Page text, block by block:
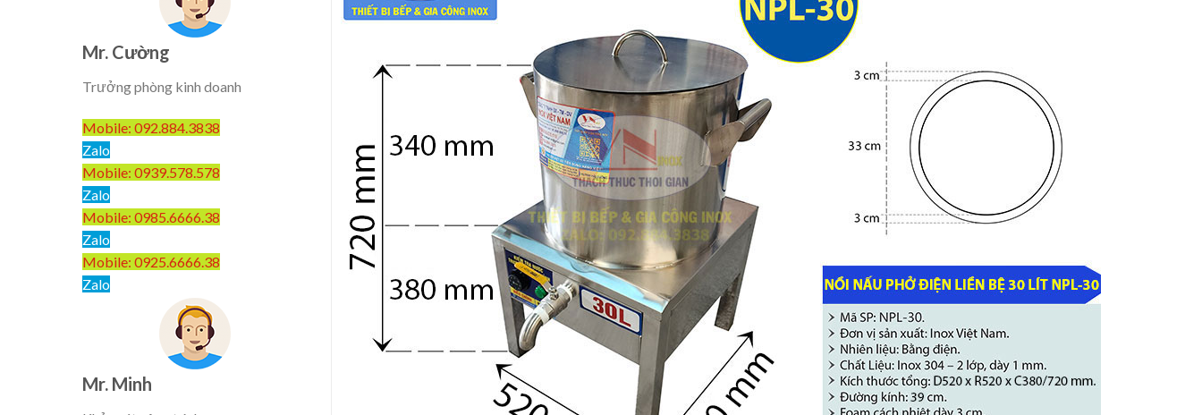
Mr. Cường
Trưởng phòng kinh doanh
Mobile: 092.884.3838
Zalo
Mobile: 0939.578.578
Zalo
Mobile: 0985.6666.38
Zalo
Mobile: 0925.6666.38
Zalo
Mr. Minh